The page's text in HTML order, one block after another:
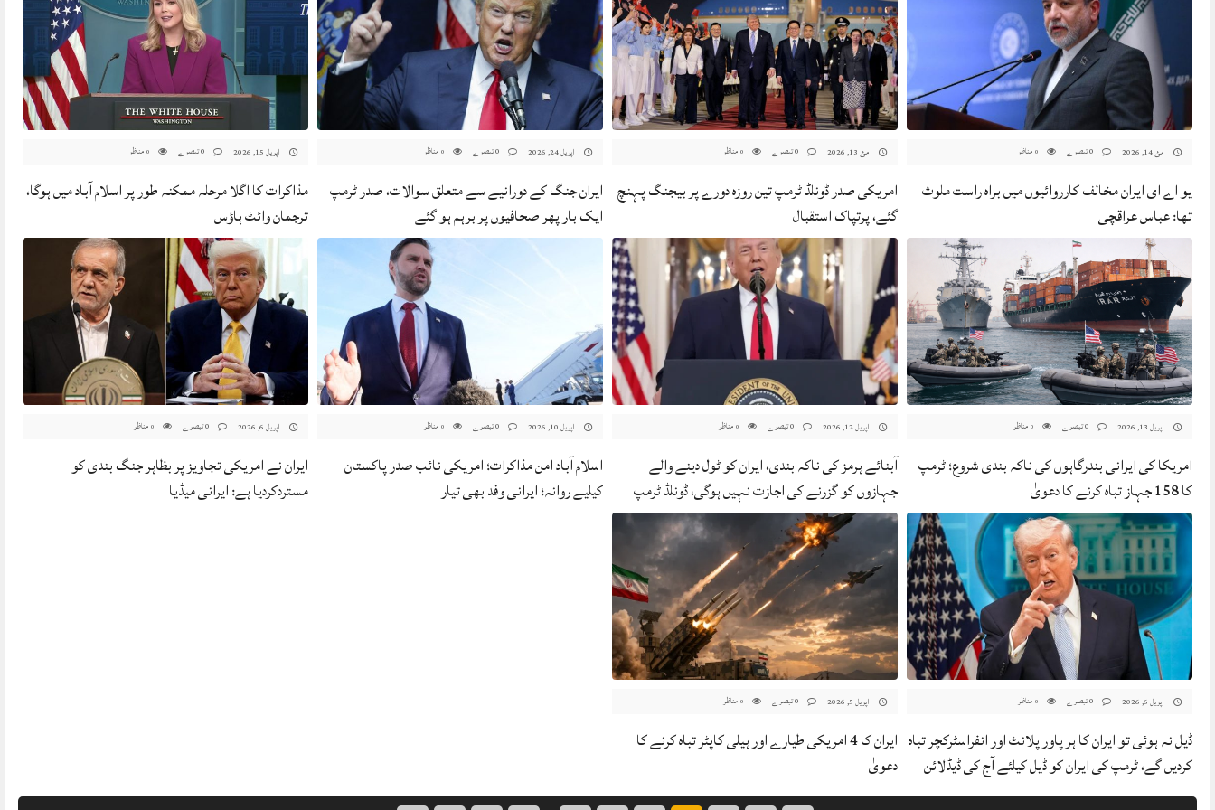
مئ 14, 2026 0 مناظر
یو اے ای ایران مخالف کارروائیوں میں براہ راست ملوث
تھا: عباس عراقچی
مئ 13, 2026 0 مناظر
امریکی صدر ڈونلڈ ٹرمپ تین روزہ دورے پر بیجنگ پہنچ
گئے، پرتپاک استقبال
اپریل 24, 2026 0 مناظر
ایران جنگ کے دورانیے سے متعلق سوالات، صدر ٹرمپ
ایک بار پھر صحافیوں پر برہم ہو گئے
اپریل 15, 2026 0 مناظر
مذاکرات کا اگلا مرحلہ ممکنہ طور پر اسلام آباد میں ہوگا،
ترجمان وائٹ ہاؤس
اپریل 13, 2026 0 مناظر
امریکا کی ایرانی بندرگاہوں کی ناکہ بندی شروع؛ ٹرمپ
کا 158 جہاز تباہ کرنے کا دعویٰ
اپریل 12, 2026 0 مناظر
آبنائے ہرمز کی ناکہ بندی، ایران کو ٹول دینے والے
جہازوں کو گزرنے کی اجازت نہیں ہوگی، ڈونلڈ ٹرمپ
اپریل 10, 2026 0 مناظر
اسلام آباد امن مذاکرات؛ امریکی نائب صدر پاکستان
کیلیے روانہ؛ ایرانی وفد بھی تیار
اپریل 6, 2026 0 مناظر
ایران نے امریکی تجاویز پر بظاہر جنگ بندی کو
مستردکردیا ہے: ایرانی میڈیا
اپریل 6, 2026 0 مناظر
ڈیل نہ ہوئی تو ایران کا ہر پاور پلانٹ اور انفراسٹرکچر تباہ
کردیں گے، ٹرمپ کی ایران کو ڈیل کیلئے آج کی ڈیڈلائن
اپریل 5, 2026 0 مناظر
ایران کا 4 امریکی طیارے اور ہیلی کاپٹر تباہ کرنے کا
دعویٰ